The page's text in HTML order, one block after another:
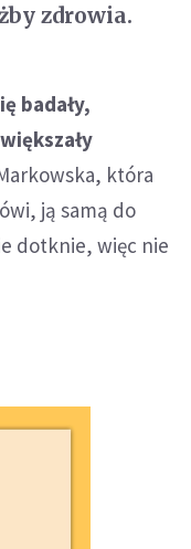
zdrowia.
badały,
która
ją samą do
dotknie, więc nie